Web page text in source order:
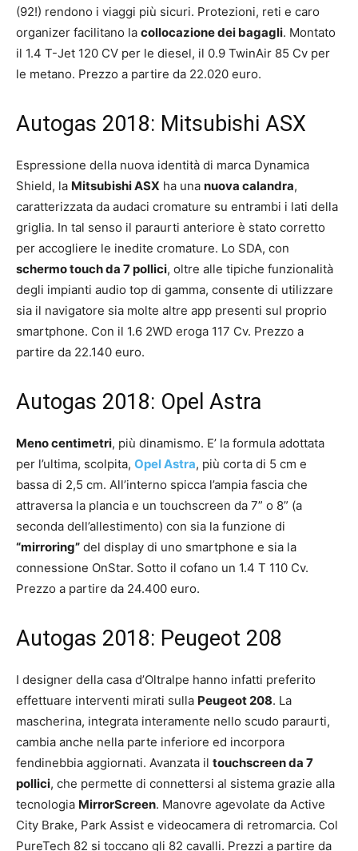
(92!) rendono i viaggi più sicuri. Protezioni, reti e caro
organizer facilitano la collocazione dei bagagli. Montato
il 1.4 T-Jet 120 CV per le diesel, il 0.9 TwinAir 85 Cv per
le metano. Prezzo a partire da 22.020 euro.
Autogas 2018: Mitsubishi ASX
Espressione della nuova identità di marca Dynamica
Shield, la Mitsubishi ASX ha una nuova calandra,
caratterizzata da audaci cromature su entrambi i lati della
griglia. In tal senso il paraurti anteriore è stato corretto
per accogliere le inedite cromature. Lo SDA, con
schermo touch da 7 pollici, oltre alle tipiche funzionalità
degli impianti audio top di gamma, consente di utilizzare
sia il navigatore sia molte altre app presenti sul proprio
smartphone. Con il 1.6 2WD eroga 117 Cv. Prezzo a
partire da 22.140 euro.
Autogas 2018: Opel Astra
Meno centimetri, più dinamismo. E’ la formula adottata
per l’ultima, scolpita, Opel Astra, più corta di 5 cm e
bassa di 2,5 cm. All’interno spicca l’ampia fascia che
attraversa la plancia e un touchscreen da 7” o 8” (a
seconda dell’allestimento) con sia la funzione di
“mirroring” del display di uno smartphone e sia la
connessione OnStar. Sotto il cofano un 1.4 T 110 Cv.
Prezzo a partire da 24.400 euro.
Autogas 2018: Peugeot 208
I designer della casa d’Oltralpe hanno infatti preferito
effettuare interventi mirati sulla Peugeot 208. La
mascherina, integrata interamente nello scudo paraurti,
cambia anche nella parte inferiore ed incorpora
fendinebbia aggiornati. Avanzata il touchscreen da 7
pollici, che permette di connettersi al sistema grazie alla
tecnologia MirrorScreen. Manovre agevolate da Active
City Brake, Park Assist e videocamera di retromarcia. Col
PureTech 82 si toccano gli 82 cavalli. Prezzi a partire da